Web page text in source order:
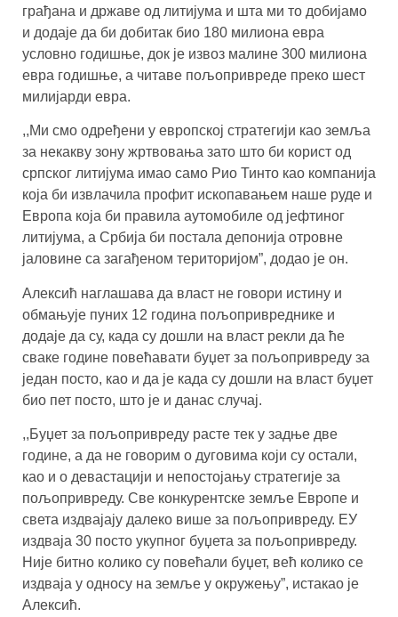
грађана и државе од литијума и шта ми то добијамо
и додаје да би добитак био 180 милиона евра
условно годишње, док је извоз малине 300 милиона
евра годишње, а читаве пољопривреде преко шест
милијарди евра.
,,Ми смо одређени у европској стратегији као земља
за некакву зону жртвовања зато што би корист од
српског литијума имао само Рио Тинто као компанија
која би извлачила профит ископавањем наше руде и
Европа која би правила аутомобиле од јефтиног
литијума, а Србија би постала депонија отровне
јаловине са загађеном територијом”, додао је он.
Алексић наглашава да власт не говори истину и
обмањује пуних 12 година пољопривреднике и
додаје да су, када су дошли на власт рекли да ће
сваке године повећавати буџет за пољопривреду за
један посто, као и да је када су дошли на власт буџет
био пет посто, што је и данас случај.
,,Буџет за пољопривреду расте тек у задње две
године, а да не говорим о дуговима који су остали,
као и о девастацији и непостојању стратегије за
пољопривреду. Све конкурентске земље Европе и
света издвајају далеко више за пољопривреду. ЕУ
издваја 30 посто укупног буџета за пољопривреду.
Није битно колико су повећали буџет, већ колико се
издваја у односу на земље у окружењу”, истакао је
Алексић.